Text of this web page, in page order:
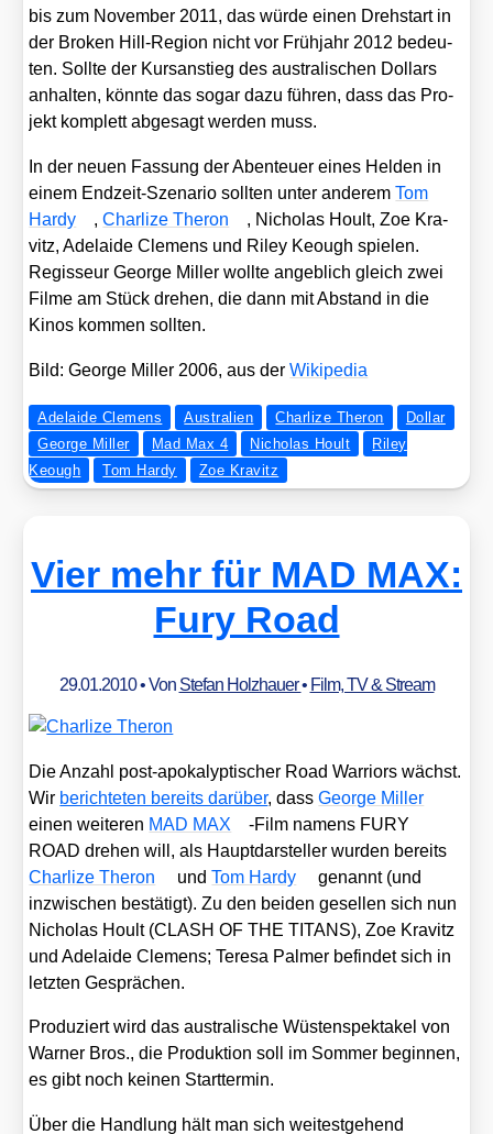
bis zum Novem­ber 2011, das wür­de einen Dreh­start in
der Bro­ken Hill-Regi­on nicht vor Früh­jahr 2012 bedeu­
ten. Soll­te der Kurs­an­stieg des aus­tra­li­schen Dol­lars
anhal­ten, könn­te das sogar dazu füh­ren, dass das Pro­
jekt kom­plett abge­sagt wer­den muss.
In der neu­en Fas­sung der Aben­teu­er eines Hel­den in
einem End­zeit-Sze­na­rio soll­ten unter ande­remTom
Har­dy
,Char­li­ze The­ron
, Nicho­las Hoult, Zoe Kra­
vitz, Ade­lai­de Cle­mens und Riley Keough spie­len.
Regis­seur Geor­ge Mil­ler woll­te angeb­lich gleich zwei
Fil­me am Stück dre­hen, die dann mit Abstand in die
Kinos kom­men soll­ten.
Bild: Geor­ge Mil­ler 2006, aus derWiki­pe­dia
Adelaide Clemens Australien Charlize Theron
Dollar
George Miller
Mad Max 4 Nicholas Hoult
Riley
Keough
Tom Hardy Zoe Kravitz
Vier mehr für MAD MAX:
Fury Road
29.01.2010• Von Stefan Holzhauer• Film, TV & Stream
Die Anzahl post-apo­ka­lyp­ti­scher Road War­ri­ors wächst.
Wir berich­te­ten bereits dar­über, dassGeor­ge Mil­ler
einen wei­te­ren MAD MAX
-Film namens FURY
ROAD dre­hen will, als Haupt­dar­stel­ler wur­den bereits
Char­li­ze The­ron
undTom Har­dy
genannt (und
inzwi­schen bestä­tigt). Zu den bei­den gesel­len sich nun
Nicho­las Hoult (CLASH OF THE TITANS), Zoe Kra­vitz
und Ade­lai­de Cle­mens; Tere­sa Pal­mer befin­det sich in
letz­ten Gesprä­chen.
Pro­du­ziert wird das aus­tra­li­sche Wüs­ten­spek­ta­kel von
War­ner Bros., die Pro­duk­ti­on soll im Som­mer begin­nen,
es gibt noch kei­nen Start­ter­min.
Über die Hand­lung hält man sich wei­test­ge­hend